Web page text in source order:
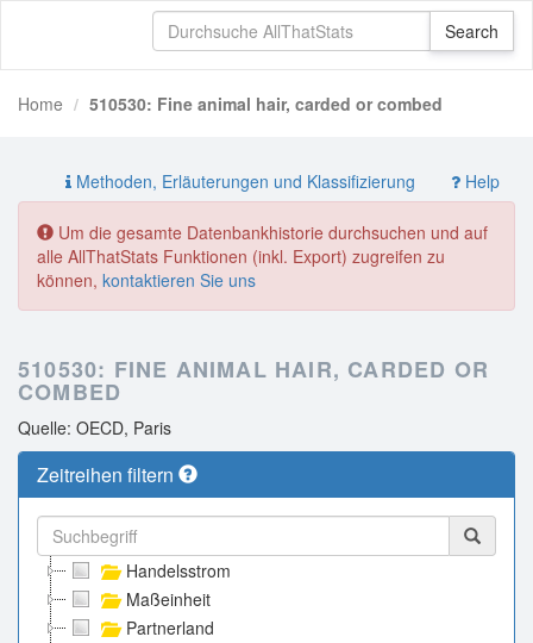
Home 510530: Fine animal hair, carded or combed
Methoden, Erläuterungen und Klassifizierung Help
Um die gesamte Datenbankhistorie durchsuchen und auf
alle AllThatStats Funktionen (inkl. Export) zugreifen zu
können, kontaktieren Sie uns
510530: FINE ANIMAL HAIR, CARDED OR
COMBED
Quelle: OECD, Paris
Zeitreihen filtern
Handelsstrom
Maßeinheit
Partnerland